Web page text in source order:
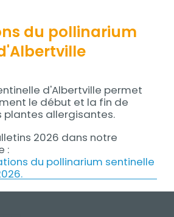
du pollinarium
d'Albertville permet
le début et la fin de
plantes allergisantes.
2026 dans notre
:
du pollinarium sentinelle